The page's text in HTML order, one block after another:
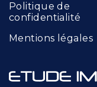
Politique de
confidentialité
Mentions légales